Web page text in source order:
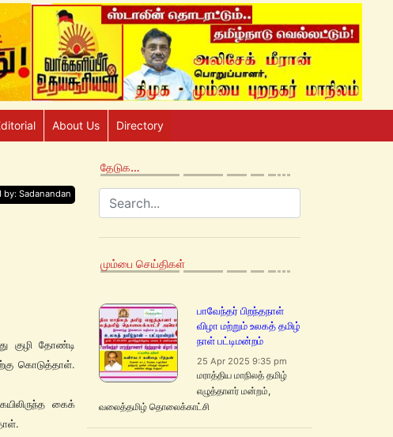
About Us Directory
by: Sadanandan
குழி தோண்டி
கொடுத்தாள்.
கைக்
தேடுக…
மும்பை செய்திகள்
பாவேந்தர் பிறந்தநாள்
விழா மற்றும் உலகத் தமிழ்
நாள் பட்டிமன்றம்
25 Apr 2025 9:35 pm
மராத்திய மாநிலத் தமிழ்
எழுத்தாளர் மன்றம்,
வலைத்தமிழ் தொலைக்காட்சி